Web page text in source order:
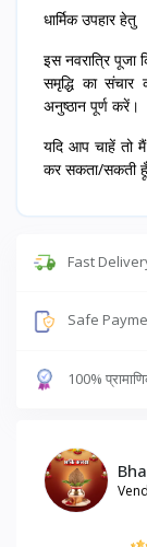
धार्मिक उपहार हेतु
इस नवरात्रि
समृद्धि का
अनुष्ठान पूर्ण करें।
यदि आप चाहें तो मैं
कर सकता/सकती
Fast
Safe
100%